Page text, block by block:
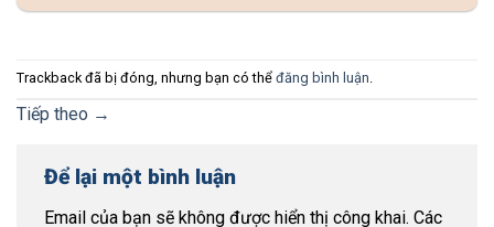
Trackback đã bị đóng, nhưng bạn có thể đăng bình luận
Tiếp theo →
Để lại một bình luận
Email của bạn sẽ không được hiển thị công khai. Các